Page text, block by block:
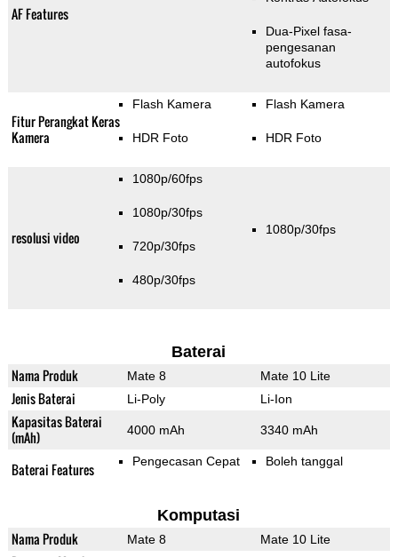
AF Features
Dua-Pixel fasa-
pengesanan
autofokus
Fitur Perangkat Keras
Kamera
Flash Kamera
HDR Foto
Flash Kamera
HDR Foto
resolusi video
1080p/60fps
1080p/30fps
720p/30fps
480p/30fps
1080p/30fps
Baterai
Nama Produk Mate 8 Mate 10 Lite
Jenis Baterai Li-Poly Li-Ion
Kapasitas Baterai
(mAh)
4000 mAh 3340 mAh
Baterai Features Pengecasan Cepat Boleh tanggal
Komputasi
Nama Produk Mate 8 Mate 10 Lite